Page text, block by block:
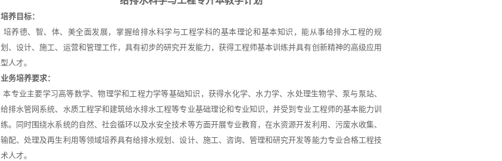
培养目标：
培养德、智、体、美全面发展，掌握给排水科学与工程学科的基本理论和基本知识，能从事给排水工程的规
划、设计、施工、运营和管理工作，具有初步的研究开发能力，获得工程师基本训练并具有创新精神的高级应用
型人才。
业务培养要求：
本专业主要学习高等数学、物理学和工程力学等基础知识，获得水化学、水力学、水处理生物学、泵与泵站、
给排水管网系统、水质工程学和建筑给水排水工程等专业基础理论和专业知识，并受到专业工程师的基本能力训
练。同时围绕水系统的自然、社会循环以及水安全技术等方面开展专业教育，在水资源开发利用、污废水收集、
输配、处理及再生利用等领域培养具有给排水规划、设计、施工、咨询、管理和研究开发等能力专业合格工程技
术人才。